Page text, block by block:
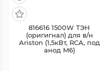
816616 1500W ТЭН
(оригигнал) для в/н
Ariston (1,5кВт, RCA, под
анод M6)